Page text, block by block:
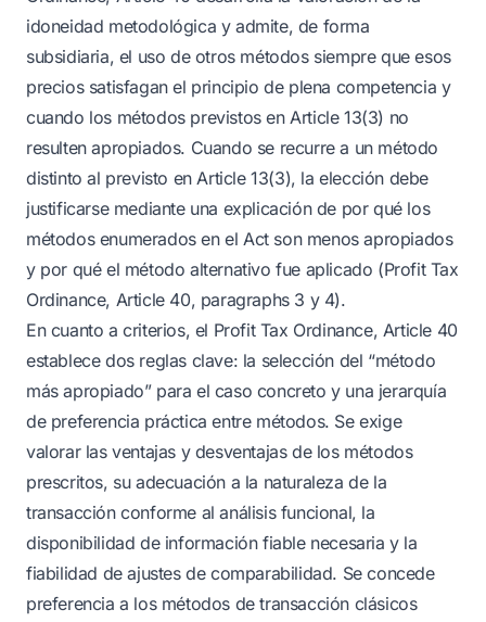
idoneidad metodológica y admite, de forma
subsidiaria, el uso de otros métodos siempre que esos
precios satisfagan el principio de plena competencia y
cuando los métodos previstos en Article 13(3) no
resulten apropiados. Cuando se recurre a un método
distinto al previsto en Article 13(3), la elección debe
justificarse mediante una explicación de por qué los
métodos enumerados en el Act son menos apropiados
y por qué el método alternativo fue aplicado (Profit Tax
Ordinance, Article 40, paragraphs 3 y 4).
En cuanto a criterios, el Profit Tax Ordinance, Article 40
establece dos reglas clave: la selección del “método
más apropiado” para el caso concreto y una jerarquía
de preferencia práctica entre métodos. Se exige
valorar las ventajas y desventajas de los métodos
prescritos, su adecuación a la naturaleza de la
transacción conforme al análisis funcional, la
disponibilidad de información fiable necesaria y la
fiabilidad de ajustes de comparabilidad. Se concede
preferencia a los métodos de transacción clásicos